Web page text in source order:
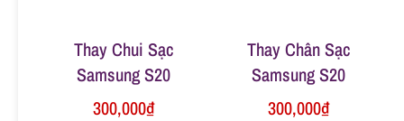
Thay Chui Sạc
Samsung S20
300,000₫
Thay Chân Sạc
Samsung S20
300,000₫